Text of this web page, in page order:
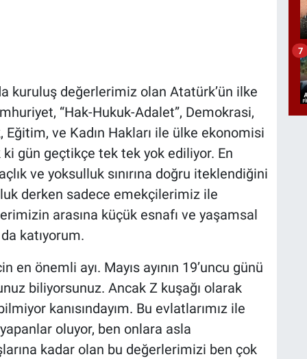
kuruluş değerlerimiz olan Atatürk’ün ilke
“Hak-Hukuk-Adalet”, Demokrasi,
Eğitim, ve Kadın Hakları ile ülke ekonomisi
gün geçtikçe tek tek yok ediliyor. En
ve yoksulluk sınırına doğru iteklendiğini
derken sadece emekçilerimiz ile
arasına küçük esnafı ve yaşamsal
katıyorum.
önemli ayı. Mayıs ayının 19’uncu günü
biliyorsunuz. Ancak Z kuşağı olarak
kanısındayım. Bu evlatlarımız ile
oluyor, ben onlara asla
kadar olan bu değerlerimizi ben çok
7